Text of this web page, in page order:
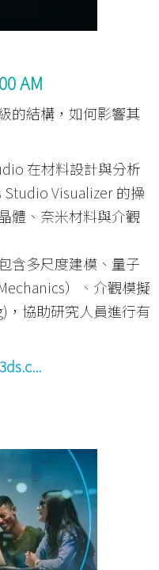
AM
的結構，如何影響其
在材料設計與分析
Studio Visualizer 的操
體、奈米材料與介觀
含多尺度建模、量子
）、介觀模擬
協助研究人員進行有